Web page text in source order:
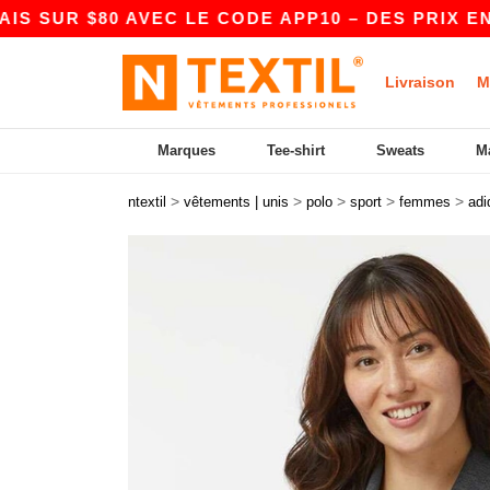
$80 AVEC LE CODE APP10 – DES PRIX
Livraison
Marques Tee-shirt Sweats
ntextil > vêtements | unis > polo > sport > femmes >